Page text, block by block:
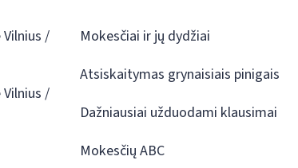
/
/
Mokesčiai ir jų dydžiai
Atsiskaitymas grynaisiais pinigais
Dažniausiai užduodami klausimai
Mokesčių ABC